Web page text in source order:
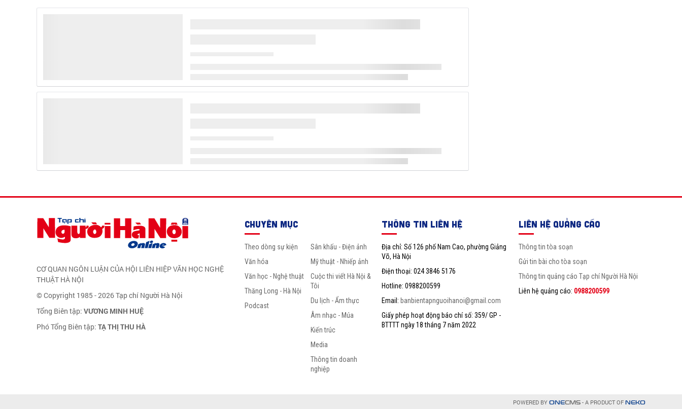
CƠ QUAN NGÔN LUẬN CỦA HỘI LIÊN HIỆP VĂN HỌC NGHỆ
THUẬT HÀ NỘI
© Copyright 1985 - 2026 Tạp chí Người Hà Nội
Tổng Biên tập: VƯƠNG MINH HUỆ
Phó Tổng Biên tập: TẠ THỊ THU HÀ
CHUYÊN MỤC
Theo dòng sự kiện
Văn hóa
Văn học - Nghệ thuật
Thăng Long - Hà Nội
Podcast
Sân khấu - Điện ảnh
Mỹ thuật - Nhiếp ảnh
Cuộc thi viết Hà Nội &
Tôi
Du lịch - Ẩm thực
Âm nhạc - Múa
Kiến trúc
Media
Thông tin doanh
nghiệp
THÔNG TIN LIÊN HỆ
Địa chỉ: Số 126 phố Nam Cao, phường Giảng
Võ, Hà Nội
Điện thoại: 024 3846 5176
Hotline: 0988200599
Email: banbientapnguoihanoi@gmail.com
Giấy phép hoạt động báo chí số: 359/ GP -
BTTTT ngày 18 tháng 7 năm 2022
LIÊN HỆ QUẢNG CÁO
Thông tin tòa soạn
Gửi tin bài cho tòa soạn
Thông tin quảng cáo Tạp chí Người Hà Nội
Liên hệ quảng cáo: 0988200599
POWERED BY ONECMS - A PRODUCT OF NEKO